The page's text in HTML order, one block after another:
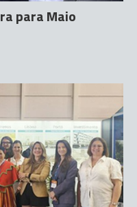
para Maio